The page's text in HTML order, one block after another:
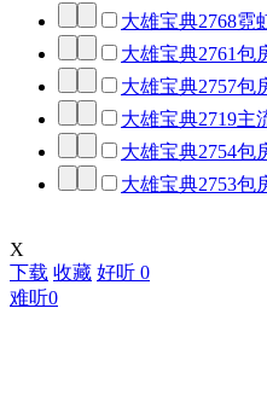
大雄宝典2768霓
大雄宝典2761包
大雄宝典2757包
大雄宝典2719主
大雄宝典2754包
大雄宝典2753包
X
下载 收藏 好听 0
难听0